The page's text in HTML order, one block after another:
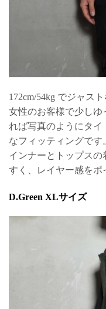
172cm/54kg でジャスト
女性のお客様で少し
れば写真のようにタイ
なフィッティングです
インナーとトップス
すく、レイヤー感をポ
D.Green XLサイズ